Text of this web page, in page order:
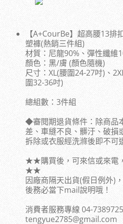
【A+CourBe】超高腰13排
塑褲(熱銷三件組)
材質：尼龍90%、彈性纖維
顏色：黑/膚 (顏色隨機)
尺寸：XL(腰圍24-27吋)、
圍32-36吋)
總組數：3件組
◆審閱期退貨條件：除商品
差、車縫不良、髒汙、破損
拆除或衣服經洗滌後即不可
★★購買後，可來信或來電
★★
因廠商隔天出貨(假日例外)
後務必當下mail說明哦！
消費者服務專線 04-
tengyue2785@gmail.com